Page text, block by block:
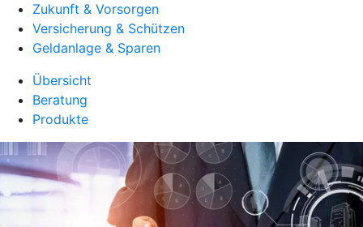
Zukunft & Vorsorgen
Versicherung & Schützen
Geldanlage & Sparen
Übersicht
Beratung
Produkte